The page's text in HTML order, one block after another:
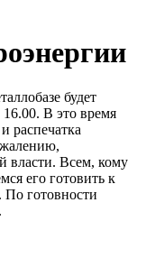
будет
16.00. В это время
распечатка
власти. Всем, кому
его готовить к
По готовности